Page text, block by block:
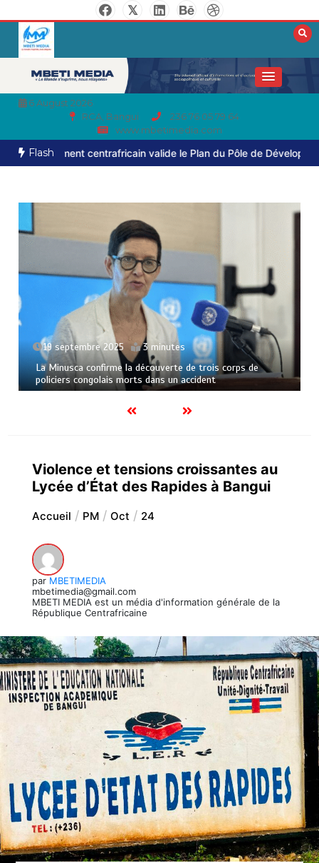
6 August 2026
RCA, Bangui
236 76 05 79 64
www.mbetimedia.com
Flashcentrafricain valide le Plan du Pôle de Développement de
19 septembre 2025 3 minutes
La Minusca confirme la découverte de trois corps de
policiers congolais morts dans un accident
Violence et tensions croissantes au
Lycée d’État des Rapides à Bangui
Accueil PM Oct 24
par MBETIMEDIA
mbetimedia@gmail.com
MBETI MEDIA est un média d'information générale de la
République Centrafricaine